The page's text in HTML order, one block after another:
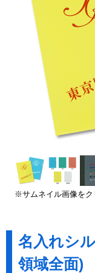
※サムネイル画像をク
名入れシ
領域全面)